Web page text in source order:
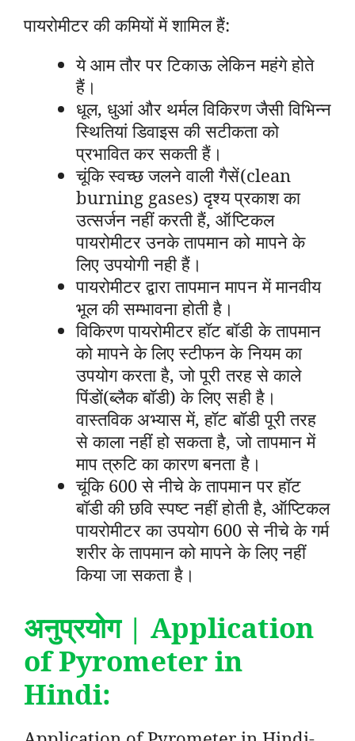
पायरोमीटर की कमियों में शामिल हैं:
ये आम तौर पर टिकाऊ लेकिन महंगे होते
हैं।
धूल, धुआं और थर्मल विकिरण जैसी विभिन्न
स्थितियां डिवाइस की सटीकता को
प्रभावित कर सकती हैं।
चूंकि स्वच्छ जलने वाली गैसें(clean
burning gases) दृश्य प्रकाश का
उत्सर्जन नहीं करती हैं, ऑप्टिकल
पायरोमीटर उनके तापमान को मापने के
लिए उपयोगी नही हैं।
पायरोमीटर द्वारा तापमान मापन में मानवीय
भूल की सम्भावना होती है।
विकिरण पायरोमीटर हॉट बॉडी के तापमान
को मापने के लिए स्टीफन के नियम का
उपयोग करता है, जो पूरी तरह से काले
पिंडों(ब्लैक बॉडी) के लिए सही है।
वास्तविक अभ्यास में, हॉट बॉडी पूरी तरह
से काला नहीं हो सकता है, जो तापमान में
माप त्रुटि का कारण बनता है।
चूंकि 600 से नीचे के तापमान पर हॉट
बॉडी की छवि स्पष्ट नहीं होती है, ऑप्टिकल
पायरोमीटर का उपयोग 600 से नीचे के गर्म
शरीर के तापमान को मापने के लिए नहीं
किया जा सकता है।
अनुप्रयोग |Application
of Pyrometer in
Hindi: